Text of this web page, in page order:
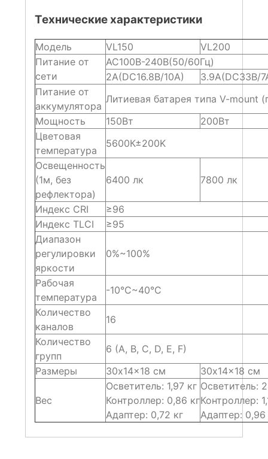
Технические характеристики
Модель VL150
VL200
Питание от
сети
AC100В-240В(50/60Гц)
2А(DC16.8В/10А)
3.9А(DC33В/
Питание от
аккумулятора
Литиевая батарея типа V-mount
Мощность
150Вт
200Вт
Цветовая
температура
5600К±200K
Освещенность
(1м, без
рефлектора)
6400 лк 7800 лк
Индекс CRI
≥96
Индекс TLCI
≥95
Диапазон
регулировки
яркости
0%~100%
Рабочая
температура
-10°С~40°С
Количество
каналов
16
Количество
групп
6 (A, B, C, D, E, F)
Размеры
30х14×18 см 30х14×18 см
Вес
Осветитель: 1,97 кг
Контроллер: 0,86 кг
Адаптер: 0,72 кг
Осветитель:
Контроллер:
Адаптер: 0,96